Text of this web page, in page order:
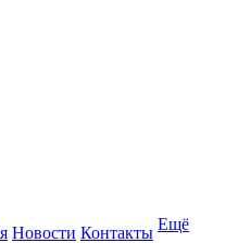
Новости Контакты Ещё